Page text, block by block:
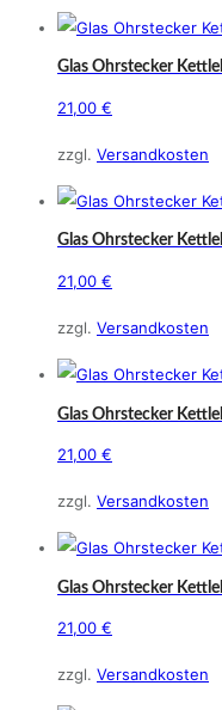
Glas Ohrstecker
21,00 €
zzgl. Versandkosten
Glas Ohrstecker
21,00 €
zzgl. Versandkosten
Glas Ohrstecker
21,00 €
zzgl. Versandkosten
Glas Ohrstecker
21,00 €
zzgl. Versandkosten